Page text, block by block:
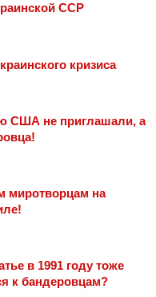
ССР
кризиса
США не приглашали, а
на
в 1991 году тоже
к бандеровцам?